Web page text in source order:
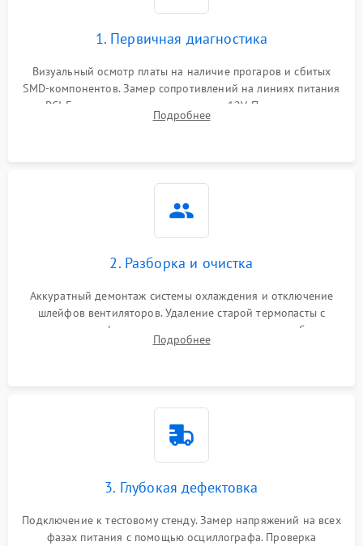
Механические повреждения
1. Первичная диагностика
Визуальный осмотр платы на наличие прогаров и сбитых
SMD-компонентов. Замер сопротивлений на линиях питания
PCI-E и дополнительных разъемах 12V. Проверка на
короткое замыкание основных дросселей питания GPU и
Подробнее
2. Разборка и очистка
Аккуратный демонтаж системы охлаждения и отключение
шлейфов вентиляторов. Удаление старой термопасты с
кристалла графического чипа и термопрокладок с банок
памяти и зоны VRM. Очистка платы от пыли и окислов.
Подробнее
3. Глубокая дефектовка
Подключение к тестовому стенду. Замер напряжений на всех
фазах питания с помощью осциллографа. Проверка